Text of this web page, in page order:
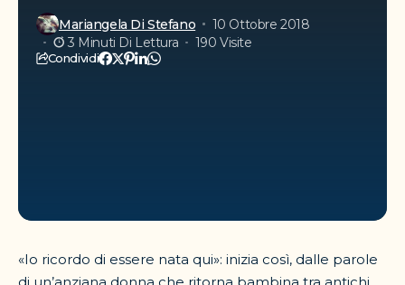
Mariangela Di Stefano
10 Ottobre 2018
3 Minuti Di Lettura
190 Visite
Condividi
«Io ricordo di essere nata qui»: inizia così, dalle parole